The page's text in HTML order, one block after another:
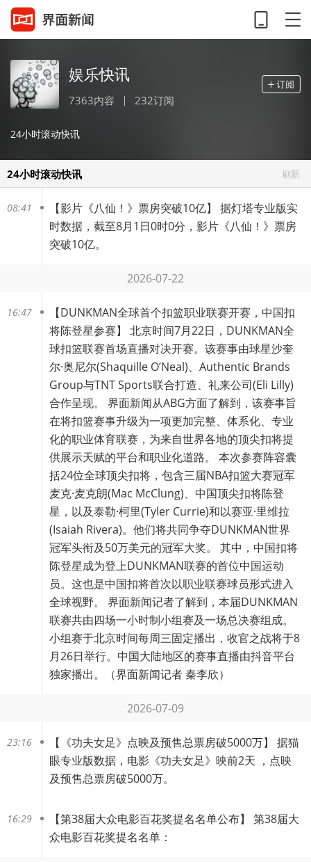
娱乐快讯
7363内容 232订阅
24小时滚动快讯
24小时滚动快讯 刷新
08:41 【影片《八仙！》票房突破10亿】 据灯塔专业版实
时数据，截至8月1日0时0分，影片《八仙！》票房
突破10亿。
2026-07-22
16:47 【DUNKMAN全球首个扣篮职业联赛开赛，中国扣
将陈登星参赛】 北京时间7月22日，DUNKMAN全
球扣篮联赛首场直播对决开赛。该赛事由球星沙奎
尔·奥尼尔(Shaquille O’Neal)、Authentic Brands
Group与TNT Sports联合打造、礼来公司(Eli Lilly)
合作呈现。 界面新闻从ABG方面了解到，该赛事旨
在将扣篮赛事升级为一项更加完整、体系化、专业
化的职业体育联赛，为来自世界各地的顶尖扣将提
供展示天赋的平台和职业化道路。 本次参赛阵容囊
括24位全球顶尖扣将，包含三届NBA扣篮大赛冠军
麦克·麦克朗(Mac McClung)、中国顶尖扣将陈登
星，以及泰勒·柯里(Tyler Currie)和以赛亚·里维拉
(Isaiah Rivera)。他们将共同争夺DUNKMAN世界
冠军头衔及50万美元的冠军大奖。 其中，中国扣将
陈登星成为登上DUNKMAN联赛的首位中国运动
员。这也是中国扣将首次以职业联赛球员形式进入
全球视野。 界面新闻记者了解到，本届DUNKMAN
联赛共由四场一小时制小组赛及一场总决赛组成。
小组赛于北京时间每周三固定播出，收官之战将于8
月26日举行。中国大陆地区的赛事直播由抖音平台
独家播出。（界面新闻记者 秦李欣）
2026-07-09
23:16 【 《功夫女足》点映及预售总票房破5000万】 据猫
眼专业版数据，电影《功夫女足》映前2天 ，点映
及预售总票房破5000万。
16:29 【第38届大众电影百花奖提名名单公布】 第38届大
众电影百花奖提名名单：